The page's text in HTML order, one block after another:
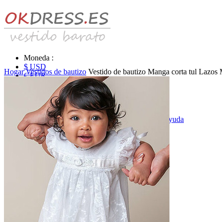
Moneda :
$ USD
€ EUR
$ CAD
Identificarse & Registrarse |Obtener la contraseña Ayuda
Mensaje
Vestidos de novia
Vestido de novia liquidación y venta
Vestidos de novia vendimia
Hogar Vestidos de bautizo Vestido de bautizo Manga corta tul Lazos